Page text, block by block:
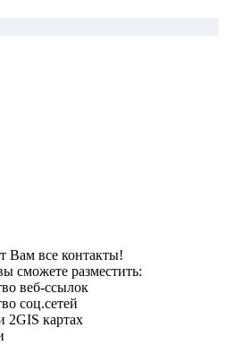
Вам все контакты!
сможете разместить:
веб-ссылок
соц.сетей
2GIS картах